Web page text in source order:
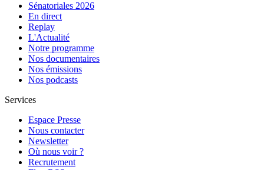
Sénatoriales 2026
En direct
Replay
L'Actualité
Notre programme
Nos documentaires
Nos émissions
Nos podcasts
Services
Espace Presse
Nous contacter
Newsletter
Où nous voir ?
Recrutement